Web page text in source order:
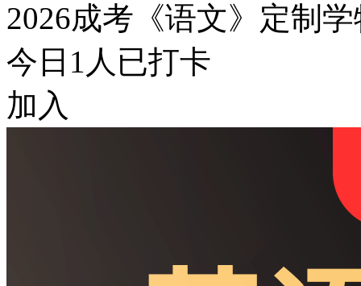
2026成考《语文》定制
今日 1 人已打卡
加入